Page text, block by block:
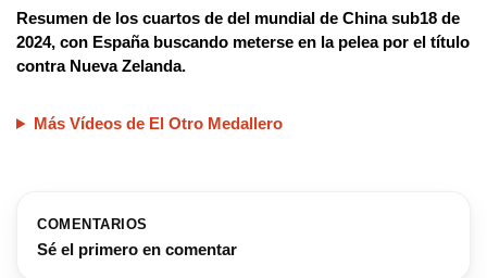
Resumen de los cuartos de del mundial de China sub18 de
2024, con España buscando meterse en la pelea por el título
contra Nueva Zelanda.
Más Vídeos de El Otro Medallero
COMENTARIOS
Sé el primero en comentar